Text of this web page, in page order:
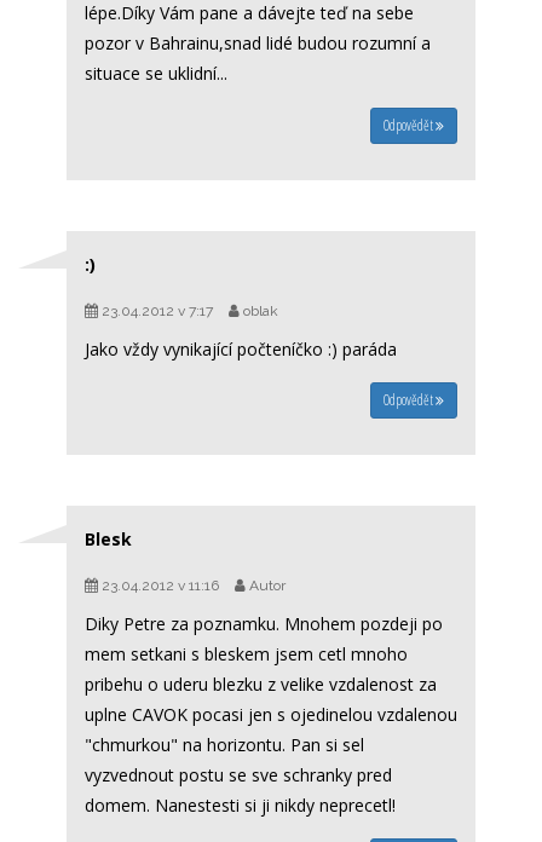
lépe.Díky Vám pane a dávejte teď na sebe
pozor v Bahrainu,snad lidé budou rozumní a
situace se uklidní...
Odpovědět
:)
23.04.2012 v 7:17 oblak
Jako vždy vynikající počteníčko :) paráda
Odpovědět
Blesk
23.04.2012 v 11:16 Autor
Diky Petre za poznamku. Mnohem pozdeji po
mem setkani s bleskem jsem cetl mnoho
pribehu o uderu blezku z velike vzdalenost za
uplne CAVOK pocasi jen s ojedinelou vzdalenou
"chmurkou" na horizontu. Pan si sel
vyzvednout postu se sve schranky pred
domem. Nanestesti si ji nikdy neprecetl!